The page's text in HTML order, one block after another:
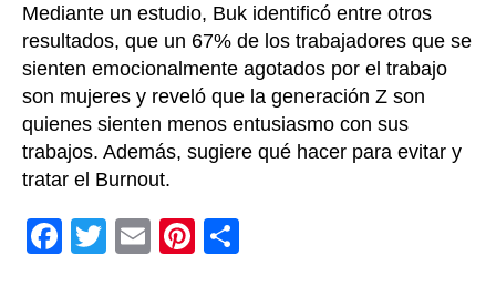
Mediante un estudio, Buk identificó entre otros
resultados, que un 67% de los trabajadores que se
sienten emocionalmente agotados por el trabajo
son mujeres y reveló que la generación Z son
quienes sienten menos entusiasmo con sus
trabajos. Además, sugiere qué hacer para evitar y
tratar el Burnout.
F
T
E
Pi